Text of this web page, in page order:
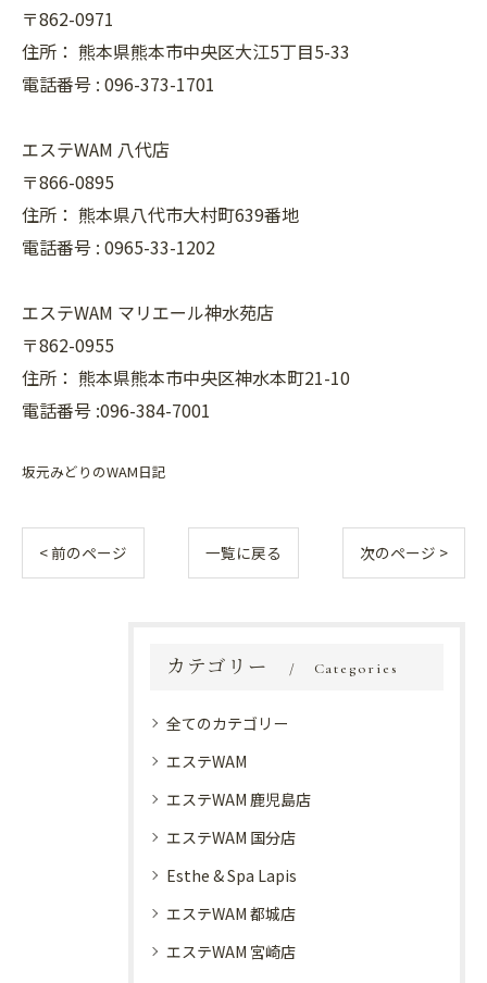
〒862-0971
住所： 熊本県熊本市中央区大江5丁目5-33
電話番号 : 096-373-1701
エステWAM 八代店
〒866-0895
住所： 熊本県八代市大村町639番地
電話番号 : 0965-33-1202
エステWAM マリエール神水苑店
〒862-0955
住所： 熊本県熊本市中央区神水本町21-10
電話番号 :096-384-7001
坂元みどりのWAM日記
< 前のページ 一覧に戻る 次のページ >
カテゴリー Categories
全てのカテゴリー
エステWAM
エステWAM 鹿児島店
エステWAM 国分店
Esthe & Spa Lapis
エステWAM 都城店
エステWAM 宮崎店